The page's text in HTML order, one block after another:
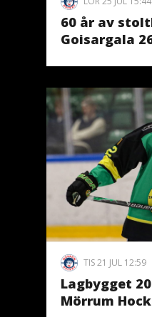
60 år av
Goisargala
TIS 21 JUL 12:59
Lagbygget
Mörrum